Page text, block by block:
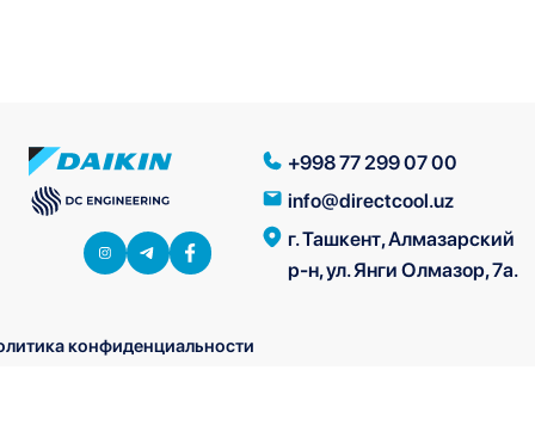
+998 77 299 07 00
info@directcool.uz
г. Ташкент, Алмазарский
р-н, ул. Янги Олмазор, 7а.
конфиденциальности